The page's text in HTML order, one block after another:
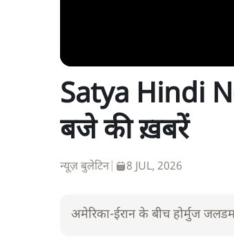
Satya Hindi
बजे की ख़बरें
न्यूज़ बुलेटिन| 8 JUL, 2026
अमेरिका-ईरान के बीच होर्मुज